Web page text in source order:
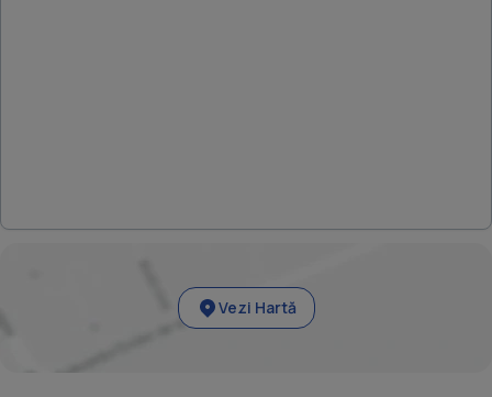
Vezi Hartă